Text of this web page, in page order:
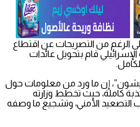
أنه وعلى الرغم من التصريحات عن اقتطاع
الإسرائيلي قام بتحويل عائدات
إن ما ورد من معلومات حول
كاملة، حيث تخطط وزارته
الأمني، وتشجيع ما وصفه